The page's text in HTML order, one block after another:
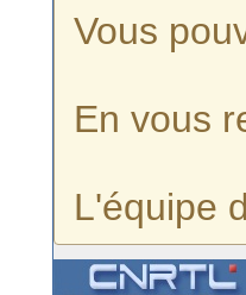
Vous
En vous
L'équipe